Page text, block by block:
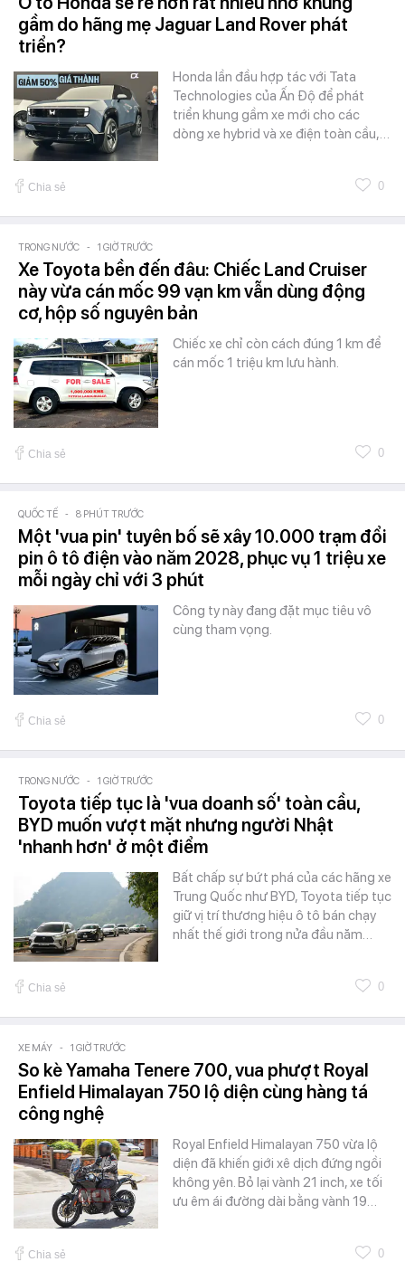
gầm do hãng mẹ Jaguar Land Rover phát
triển?
Honda lần đầu hợp tác với Tata
Technologies của Ấn Độ để phát
triển khung gầm xe mới cho các
dòng xe hybrid và xe điện toàn cầu,…
Chia sẻ 0
TRONG NƯỚC - 1 GIỜ TRƯỚC
Xe Toyota bền đến đâu: Chiếc Land Cruiser
này vừa cán mốc 99 vạn km vẫn dùng động
cơ, hộp số nguyên bản
Chiếc xe chỉ còn cách đúng 1 km để
cán mốc 1 triệu km lưu hành.
Chia sẻ 0
QUỐC TẾ - 8 PHÚT TRƯỚC
Một 'vua pin' tuyên bố sẽ xây 10.000 trạm đổi
pin ô tô điện vào năm 2028, phục vụ 1 triệu xe
mỗi ngày chỉ với 3 phút
Công ty này đang đặt mục tiêu vô
cùng tham vọng.
Chia sẻ 0
TRONG NƯỚC - 1 GIỜ TRƯỚC
Toyota tiếp tục là 'vua doanh số' toàn cầu,
BYD muốn vượt mặt nhưng người Nhật
'nhanh hơn' ở một điểm
Bất chấp sự bứt phá của các hãng xe
Trung Quốc như BYD, Toyota tiếp tục
giữ vị trí thương hiệu ô tô bán chạy
nhất thế giới trong nửa đầu năm…
Chia sẻ 0
XE MÁY - 1 GIỜ TRƯỚC
So kè Yamaha Tenere 700, vua phượt Royal
Enfield Himalayan 750 lộ diện cùng hàng tá
công nghệ
Royal Enfield Himalayan 750 vừa lộ
diện đã khiến giới xê dịch đứng ngồi
không yên. Bỏ lại vành 21 inch, xe tối
ưu êm ái đường dài bằng vành 19…
Chia sẻ 0